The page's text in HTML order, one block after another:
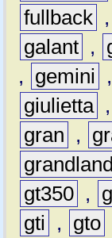
fullback ,
galant ,
,
gemini ,
giulietta ,
gran
,
grandland
gt350 ,
gti
, gto